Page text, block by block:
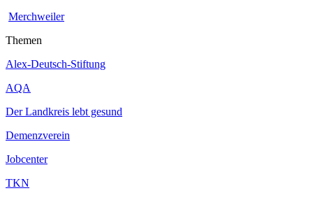
Merchweiler
Themen
Alex-Deutsch-Stiftung
AQA
Der Landkreis lebt gesund
Demenzverein
Jobcenter
TKN